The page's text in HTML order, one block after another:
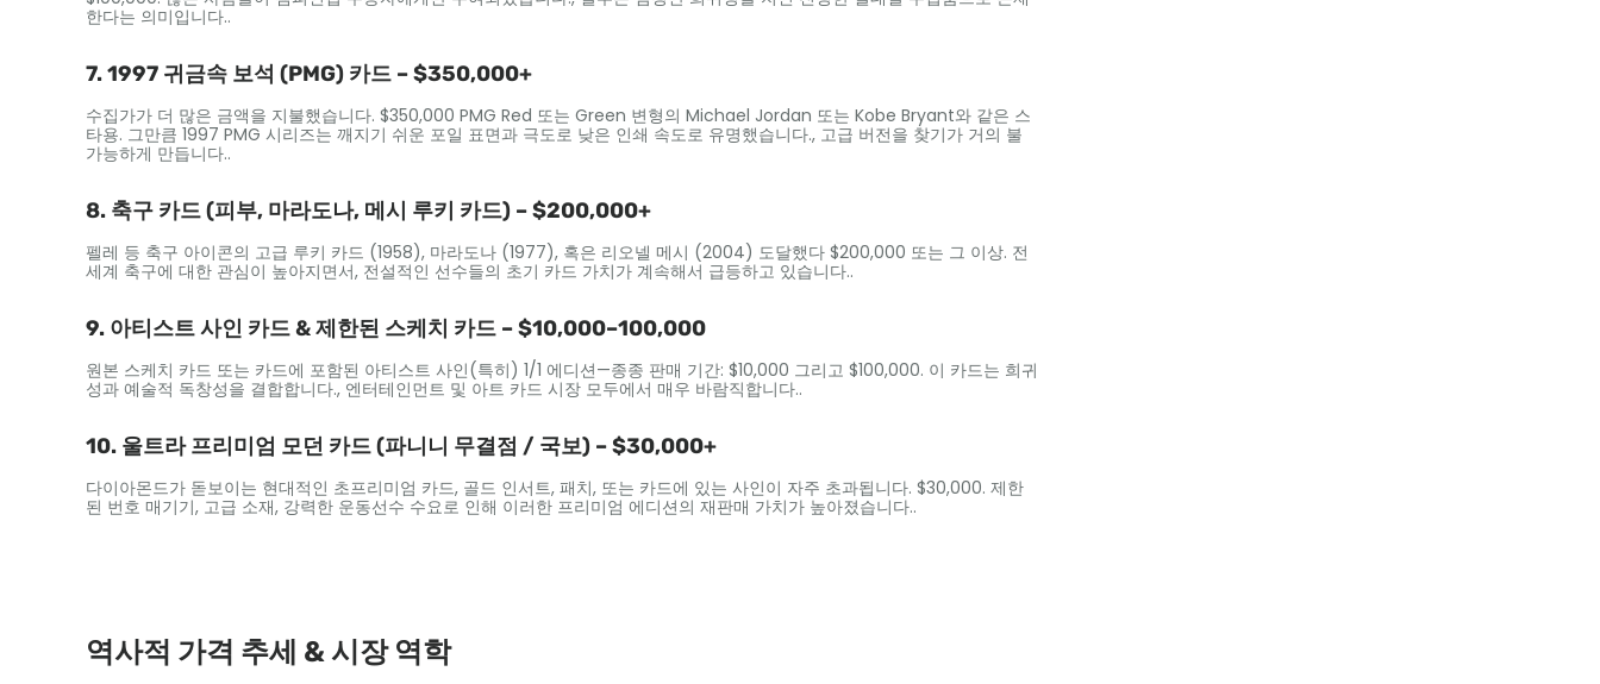
한다는 의미입니다..
7. 1997 귀금속 보석 (PMG) 카드 – $350,000+
수집가가 더 많은 금액을 지불했습니다. $350,000 PMG Red 또는 Green 변형의 Michael Jordan 또는 Kobe Bryant와 같은 스
타용. 그만큼 1997 PMG 시리즈는 깨지기 쉬운 포일 표면과 극도로 낮은 인쇄 속도로 유명했습니다., 고급 버전을 찾기가 거의 불
가능하게 만듭니다..
8. 축구 카드 (피부, 마라도나, 메시 루키 카드) – $200,000+
펠레 등 축구 아이콘의 고급 루키 카드 (1958), 마라도나 (1977), 혹은 리오넬 메시 (2004) 도달했다 $200,000 또는 그 이상. 전
세계 축구에 대한 관심이 높아지면서, 전설적인 선수들의 초기 카드 가치가 계속해서 급등하고 있습니다..
9. 아티스트 사인 카드 & 제한된 스케치 카드 – $10,000–100,000
원본 스케치 카드 또는 카드에 포함된 아티스트 사인(특히) 1/1 에디션—종종 판매 기간: $10,000 그리고 $100,000. 이 카드는 희귀
성과 예술적 독창성을 결합합니다., 엔터테인먼트 및 아트 카드 시장 모두에서 매우 바람직합니다..
10. 울트라 프리미엄 모던 카드 (파니니 무결점 / 국보) – $30,000+
다이아몬드가 돋보이는 현대적인 초프리미엄 카드, 골드 인서트, 패치, 또는 카드에 있는 사인이 자주 초과됩니다. $30,000. 제한
된 번호 매기기, 고급 소재, 강력한 운동선수 수요로 인해 이러한 프리미엄 에디션의 재판매 가치가 높아졌습니다..
역사적 가격 추세 & 시장 역학